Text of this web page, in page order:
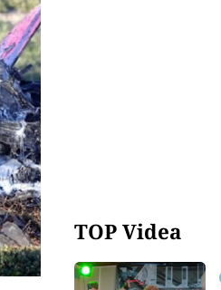
TOP Videa